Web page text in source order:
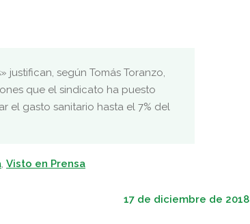
según Tomás Toranzo,
que el sindicato ha puesto
el gasto sanitario hasta el 7% del
Visto en Prensa
17 de diciembre de 2018